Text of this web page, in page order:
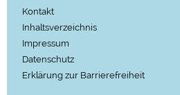
Kontakt
Inhaltsverzeichnis
Impressum
Datenschutz
Erklärung zur Barrierefreiheit